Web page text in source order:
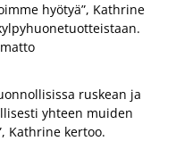
hyötyä”, Kathrine
ruskean ja
yhteen muiden
Kathrine kertoo.